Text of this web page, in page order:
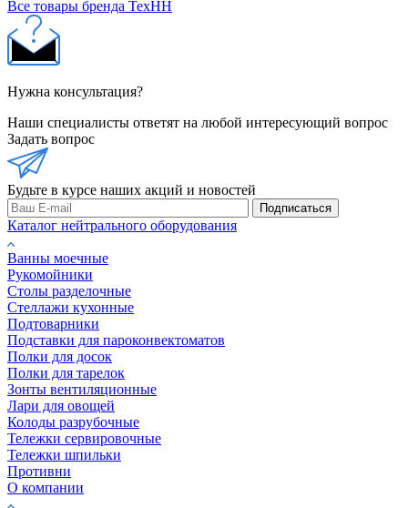
Все товары бренда ТехНН
Нужна консультация?
Наши специалисты ответят на любой интересующий вопрос
Задать вопрос
Будьте в курсе наших акций и новостей
Подписаться
Каталог нейтрального оборудования
Ванны моечные
Рукомойники
Столы разделочные
Стеллажи кухонные
Подтоварники
Подставки для пароконвектоматов
Полки для досок
Полки для тарелок
Зонты вентиляционные
Лари для овощей
Колоды разрубочные
Тележки сервировочные
Тележки шпильки
Противни
О компании